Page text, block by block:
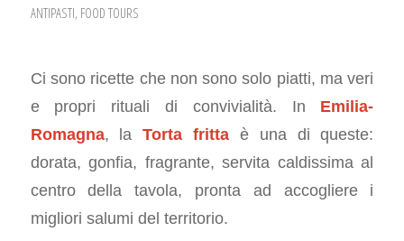
ANTIPASTI, FOOD TOURS
Ci sono ricette che non sono solo piatti, ma veri
e propri rituali di convivialità. In Emilia-
Romagna, laTorta fritta è una di queste:
dorata, gonfia, fragrante, servita caldissima al
centro della tavola, pronta ad accogliere i
migliori salumi del territorio.